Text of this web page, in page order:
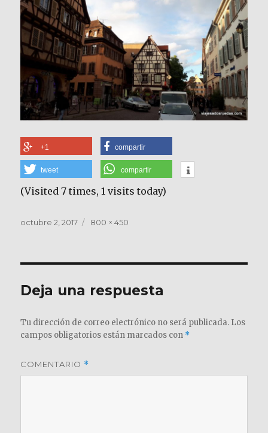
+1 compartir
tweet compartir
(Visited 7 times, 1 visits today)
Publicado
octubre 2, 2017
Tamaño
800 × 450
Deja una respuesta
Tu dirección de correo electrónico no será publicada. Los
campos obligatorios están marcados con *
COMENTARIO *